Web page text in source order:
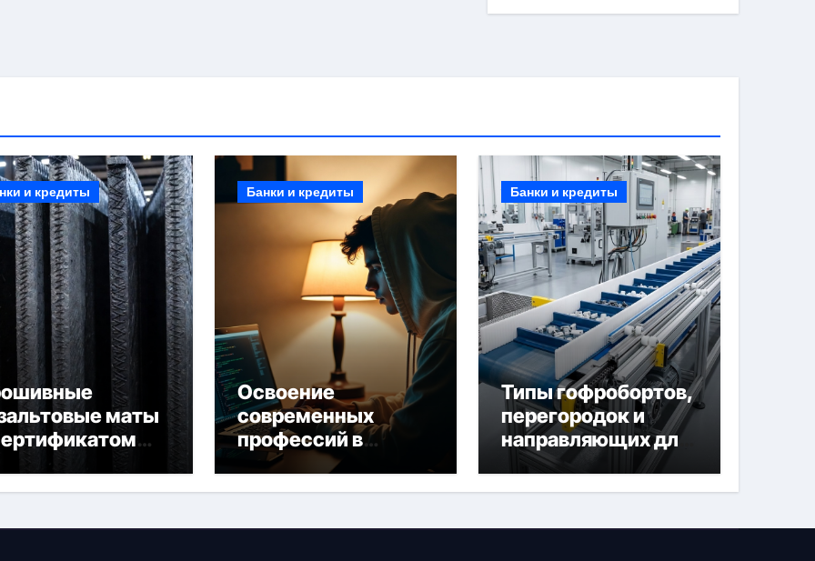
и кредиты
маты
Банки и кредиты
Освоение
современных
профессий в
онлайн-формате
Банки и кредиты
Типы гофробортов,
перегородок и
направляющих для
конвейерных лент